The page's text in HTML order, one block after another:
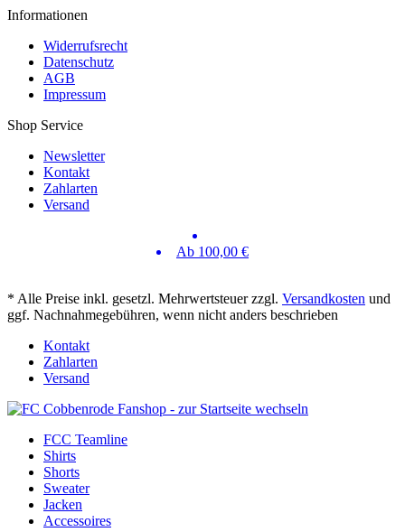
Informationen
Widerrufsrecht
Datenschutz
AGB
Impressum
Shop Service
Newsletter
Kontakt
Zahlarten
Versand
Ab 100,00 €
* Alle Preise inkl. gesetzl. Mehrwertsteuer zzgl. Versandkosten und
ggf. Nachnahmegebühren, wenn nicht anders beschrieben
Kontakt
Zahlarten
Versand
FCC Teamline
Shirts
Shorts
Sweater
Jacken
Accessoires